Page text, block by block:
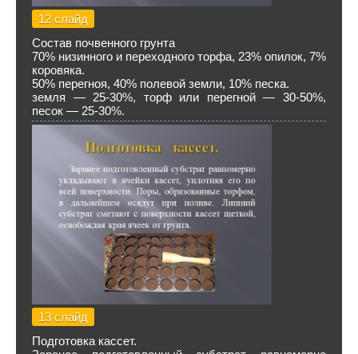
12 слайд
Состав почвенного грунта
70% низинного и переходного торфа, 23% опилок, 7%
коровяка.
50% перегноя, 40% полевой земли, 10% песка.
земля — 25-30%, торф или перегной — 30-50%,
песок — 25-30%.
13 слайд
Подготовка кассет.